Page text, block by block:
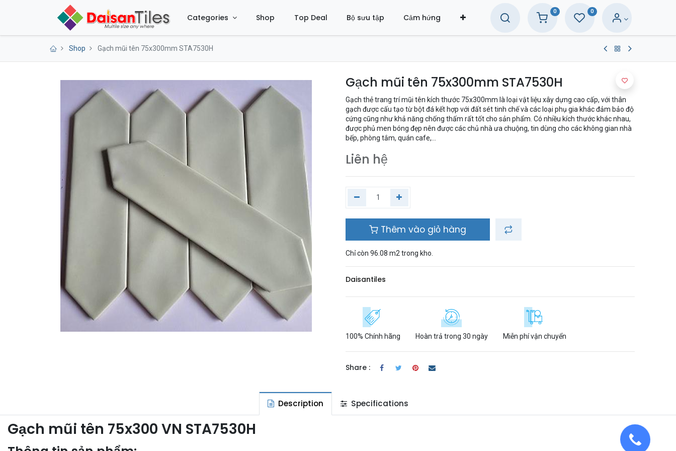
Categories Shop Top Deal Bộ sưu tập Cảm hứng
0 0
Shop Gạch mũi tên 75x300mm STA7530H
Gạch mũi tên 75x300mm STA7530H
Gạch thẻ trang trí mũi tên kích thước 75x300mm là loại vật liệu xây dựng cao cấp, với thân
gạch được cấu tạo từ bột đá kết hợp với đất sét tinh chế và các loại phụ gia khác đảm bảo độ
cứng cũng như khả năng chống thấm rất tốt cho sản phẩm. Có nhiều kích thước khác nhau,
được phủ men bóng đẹp nên được các chủ nhà ưa chuộng, tin dùng cho các không gian nhà
bếp, phòng tắm, quán cafe,...
Liên hệ
Thêm vào giỏ hàng
Chỉ còn 96.08 m2 trong kho.
​Daisantiles
100% Chính hãng Hoàn trả trong 30 ngày Miễn phí vận chuyển
Share :
Description Specifications
Gạch mũi tên 75x300 VN STA7530H